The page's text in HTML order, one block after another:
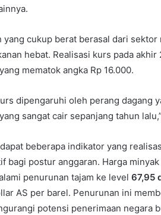
yang cukup berat berasal dari
hebat. Realisasi kurs pada akhir
mematok angka Rp 16.000.
dipengaruhi oleh perang dagang
sangat cair sepanjang tahun
beberapa indikator yang
bagi postur anggaran. Harga
penurunan tajam ke level 67,95
AS per barel. Penurunan ini
potensi penerimaan negara